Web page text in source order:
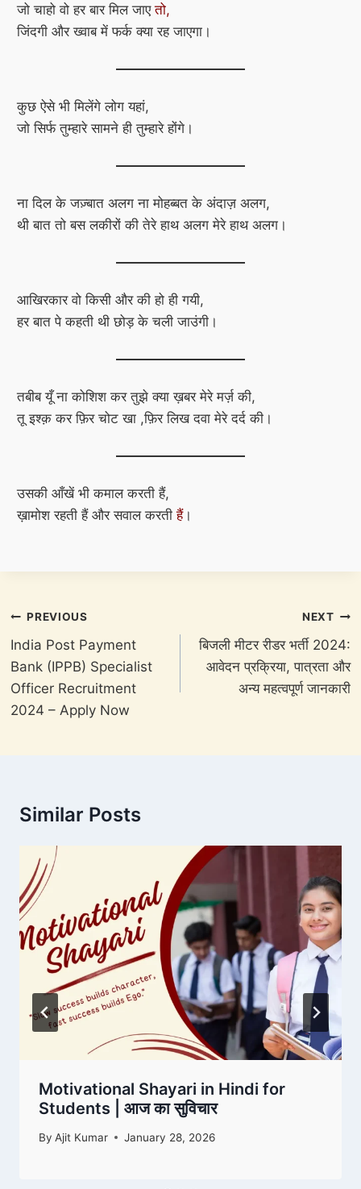
जो चाहो वो हर बार मिल जाएतो,
जिंदगी और ख्वाब में फर्क क्या रह जाएगा।
कुछ ऐसे भी मिलेंगे लोग यहां,
जो सिर्फ तुम्हारे सामने ही तुम्हारे होंगे।
ना दिल के जज़्बात अलग ना मोहब्बत के अंदाज़ अलग,
थी बात तो बस लकीरों की तेरे हाथ अलग मेरे हाथ अलग।
आखिरकार वो किसी और की हो ही गयी,
हर बात पे कहती थी छोड़ के चली जाउंगी।
तबीब यूँ ना कोशिश कर तुझे क्या ख़बर मेरे मर्ज़ की,
तू इश्क़ कर फ़िर चोट खा ,फ़िर लिख दवा मेरे दर्द की।
उसकी आँखें भी कमाल करती हैं,
ख़ामोश रहती हैं और सवाल करतीहैं।
Post
navigation
PREVIOUS
India Post Payment
Bank (IPPB) Specialist
Officer Recruitment
2024 – Apply Now
NEXT
बिजली मीटर रीडर भर्ती 2024:
आवेदन प्रक्रिया, पात्रता और
अन्य महत्वपूर्ण जानकारी
Similar Posts
Motivational Shayari in Hindi for
Students | आज का सुविचार
By Ajit Kumar January 28, 2026